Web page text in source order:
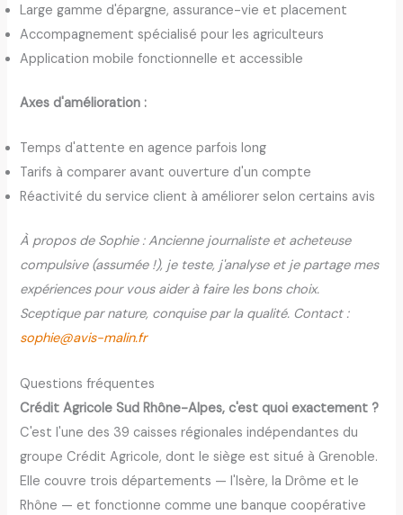
Large gamme d'épargne, assurance-vie et placement
Accompagnement spécialisé pour les agriculteurs
Application mobile fonctionnelle et accessible
Axes d'amélioration :
Temps d'attente en agence parfois long
Tarifs à comparer avant ouverture d'un compte
Réactivité du service client à améliorer selon certains avis
À propos de Sophie : Ancienne journaliste et acheteuse
compulsive (assumée !), je teste, j'analyse et je partage mes
expériences pour vous aider à faire les bons choix.
Sceptique par nature, conquise par la qualité. Contact :
sophie@avis-malin.fr
Questions fréquentes
Crédit Agricole Sud Rhône-Alpes, c'est quoi exactement ?
C'est l'une des 39 caisses régionales indépendantes du
groupe Crédit Agricole, dont le siège est situé à Grenoble.
Elle couvre trois départements — l'Isère, la Drôme et le
Rhône — et fonctionne comme une banque coopérative